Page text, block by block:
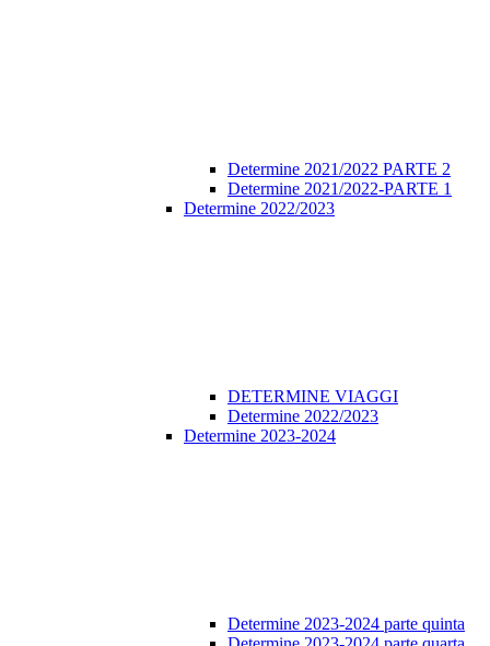
Determine 2021/2022 PARTE 2
Determine 2021/2022-PARTE 1
Determine 2022/2023
DETERMINE VIAGGI
Determine 2022/2023
Determine 2023-2024
Determine 2023-2024 parte quinta